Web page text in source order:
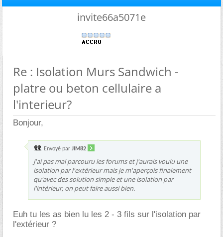
invite66a5071e
Re : Isolation Murs Sandwich -
platre ou beton cellulaire a
l'interieur?
Bonjour,
Envoyé par JIM82
J'ai pas mal parcouru les forums et j'aurais voulu une
isolation par l'extérieur mais je m'aperçois finalement
qu'avec des solution simple et une isolation par
l'intérieur, on peut faire aussi bien.
Euh tu les as bien lu les 2 - 3 fils sur l'isolation par
l'extérieur ?